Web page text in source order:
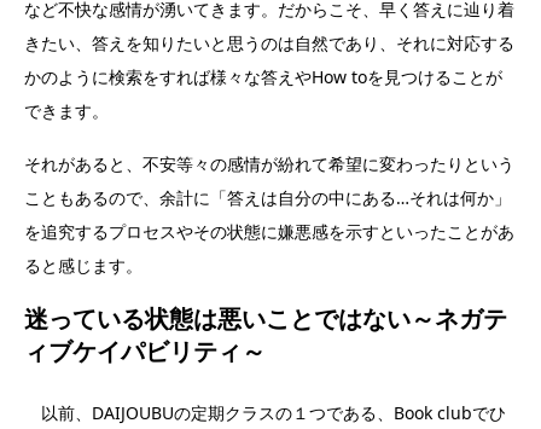
など不快な感情が湧いてきます。だからこそ、早く答えに辿り着
きたい、答えを知りたいと思うのは自然であり、それに対応する
かのように検索をすれば様々な答えやHow toを見つけることが
できます。
それがあると、不安等々の感情が紛れて希望に変わったりという
こともあるので、余計に「答えは自分の中にある…それは何か」
を追究するプロセスやその状態に嫌悪感を示すといったことがあ
ると感じます。
迷っている状態は悪いことではない～ネガテ
ィブケイパビリティ～
以前、DAIJOUBUの定期クラスの１つである、Book clubでひ